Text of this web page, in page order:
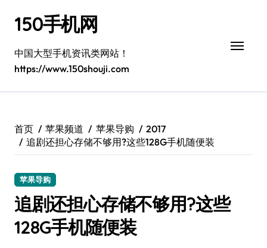
150手机网
中国大型手机资讯类网站！
https://www.150shouji.com
首页 苹果频道 苹果导购
2017
追剧还担心存储不够用?这些128G手机随便装
苹果导购
追剧还担心存储不够用?这些
128G手机随便装